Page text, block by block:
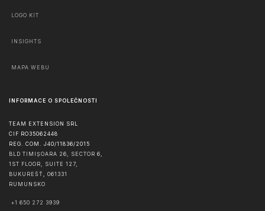
LOGO KIT
INSIGHTS
MAPA WEBU
INFORMACE O SPOLEČNOSTI
TEAM EXTENSION SRL
CIF RO35062448
REG. COM. J40/11836/2015
BLD TIMIȘOARA 26, SECTOR 6,
1ST FLOOR, SUITE 127,
BUKUREŠŤ , 061331
RUMUNSKO
+1 650 272 3939